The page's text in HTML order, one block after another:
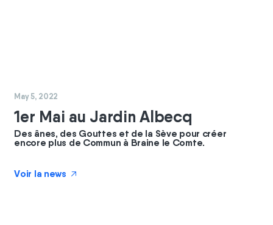
#commun
May 5, 2022
1er Mai au Jardin Albecq
Des ânes, des Gouttes et de la Sève pour créer
encore plus de Commun à Braine le Comte.
Voir la news ↗